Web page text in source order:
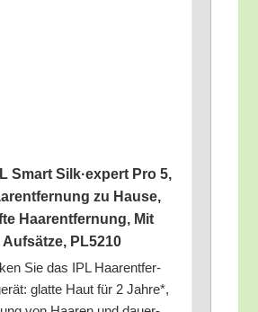
Smart Silk·expert Pro 5,
zu Hau­se,
Haar­ent­fer­nung, Mit
Auf­sät­ze, PL5210
Sie das IPL Haar­ent­fer­
glat­te Haut für 2 Jah­re*,